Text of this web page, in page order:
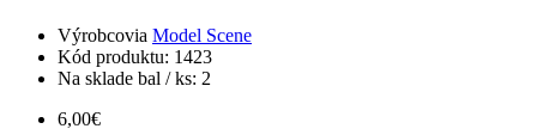
Výrobcovia Model Scene
Kód produktu: 1423
Na sklade bal / ks: 2
6,00€